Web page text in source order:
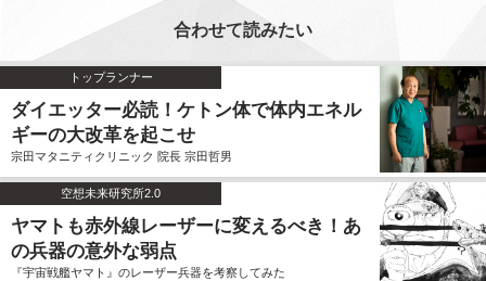
合わせて読みたい
トップランナー
ダイエッター必読！ケトン体で体内エネル
ギーの大改革を起こせ
宗田マタニティクリニック 院長 宗田哲男
空想未来研究所2.0
ヤマトも赤外線レーザーに変えるべき！あ
の兵器の意外な弱点
『宇宙戦艦ヤマト』のレーザー兵器を考察してみた